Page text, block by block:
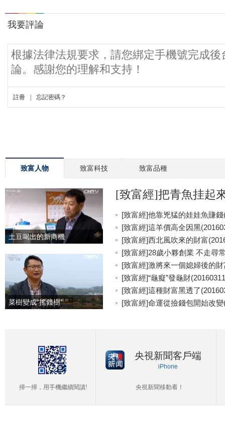
致富人物 致富科技 致富品種
土豆喝出的新商機
菜樹變成“搖錢樹”
[致富經]把青魚挂起
[致富經]他靠兇猛的娃娃魚賺錢
[致富經]這羊價高全因黑
[致富經]西北風吹來的財富
[致富經]28歲小夥創業 不走尋
[致富經]激將來一個媳婦後的
[致富經]“龜癡”發龜財
[致富經]這種財富黑透了
[致富經]命運從撿錢包開始改變
掃一掃，用手機繼續閱讀!
央視新聞客戶端
iPhone
央視新聞移動看！